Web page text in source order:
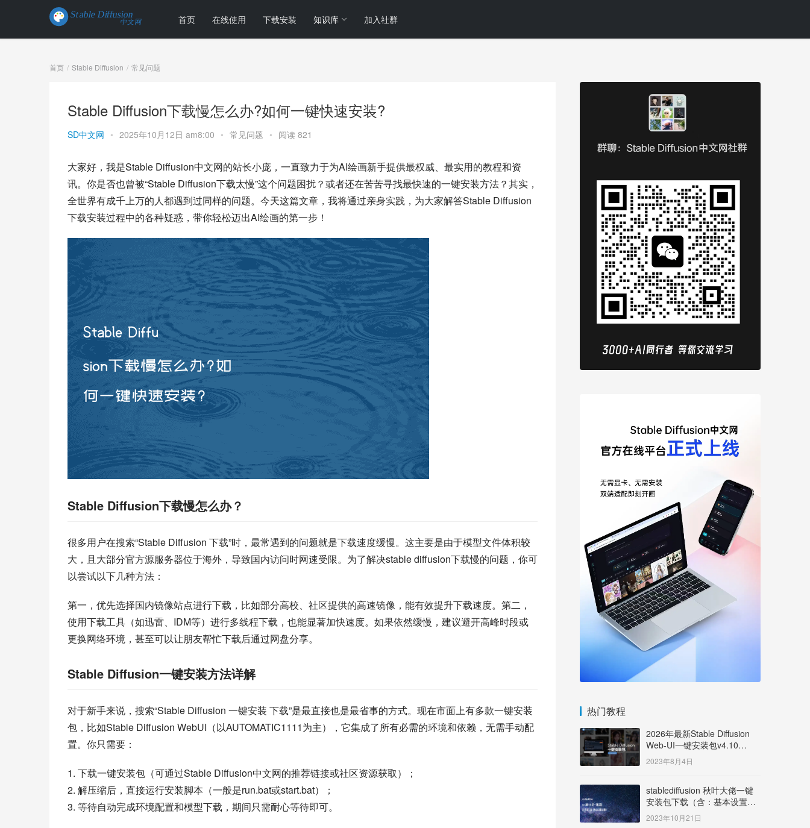
首页 在线使用 下载安装 知识库 加入社群
首页 Stable Diffusion 常见问题
Stable Diffusion下载慢怎么办?如何一键快速安装?
SD中文网 • 2025年10月12日 am8:00 • 常见问题 • 阅读 821
大家好，我是Stable Diffusion中文网的站长小庞，一直致力于为AI绘画新手提供最权威、最实用的教程和资
讯。你是否也曾被“Stable Diffusion下载太慢”这个问题困扰？或者还在苦苦寻找最快速的一键安装方法？其实，
全世界有成千上万的人都遇到过同样的问题。今天这篇文章，我将通过亲身实践，为大家解答Stable Diffusion
下载安装过程中的各种疑惑，带你轻松迈出AI绘画的第一步！
Stable Diffusion下载慢怎么办？
很多用户在搜索“Stable Diffusion 下载”时，最常遇到的问题就是下载速度缓慢。这主要是由于模型文件体积较
大，且大部分官方源服务器位于海外，导致国内访问时网速受限。为了解决stable diffusion下载慢的问题，你可
以尝试以下几种方法：
第一，优先选择国内镜像站点进行下载，比如部分高校、社区提供的高速镜像，能有效提升下载速度。第二，
使用下载工具（如迅雷、IDM等）进行多线程下载，也能显著加快速度。如果依然缓慢，建议避开高峰时段或
更换网络环境，甚至可以让朋友帮忙下载后通过网盘分享。
Stable Diffusion一键安装方法详解
对于新手来说，搜索“Stable Diffusion 一键安装 下载”是最直接也是最省事的方式。现在市面上有多款一键安装
包，比如Stable Diffusion WebUI（以AUTOMATIC1111为主），它集成了所有必需的环境和依赖，无需手动配
置。你只需要：
1. 下载一键安装包（可通过Stable Diffusion中文网的推荐链接或社区资源获取）；
2. 解压缩后，直接运行安装脚本（一般是run.bat或start.bat）；
3. 等待自动完成环境配置和模型下载，期间只需耐心等待即可。
热门教程
2026年最新Stable Diffusion
Web-UI一键安装包v4.10
Windows版【支持50系显卡】
2023年8月4日
stablediffusion 秋叶大佬一键
安装包下载（含：基本设置说
明）
2023年10月21日